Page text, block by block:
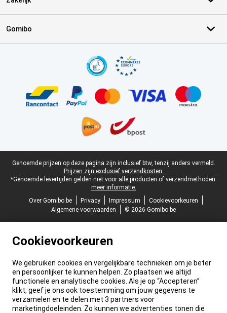
Gomibo
Juridische voettekst
Genoemde prijzen op deze pagina zijn inclusief btw, tenzij anders vermeld.
Prijzen zijn exclusief verzendkosten.
*Genoemde levertijden gelden niet voor alle producten of verzendmethoden:
meer informatie.
Over Gomibo.be
Privacy Impressum
Cookievoorkeuren
Algemene voorwaarden
© 2026 Gomibo.be
Cookievoorkeuren
We gebruiken cookies en vergelijkbare technieken om je beter
en persoonlijker te kunnen helpen. Zo plaatsen we altijd
functionele en analytische cookies. Als je op “Accepteren”
klikt, geef je ons ook toestemming om jouw gegevens te
verzamelen en te delen met 3 partners voor
marketingdoeleinden. Zo kunnen we advertenties tonen die